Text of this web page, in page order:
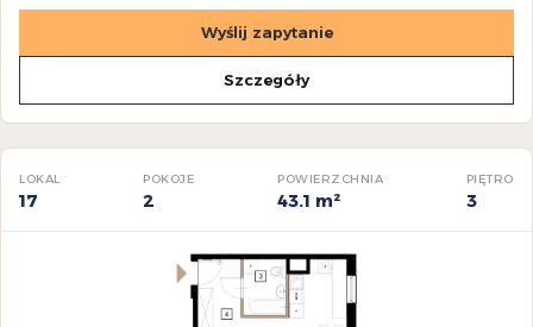
Wyślij zapytanie
Szczegóły
LOKAL
17
POKOJE
2
POWIERZCHNIA
43.1 m²
PIĘTRO
3